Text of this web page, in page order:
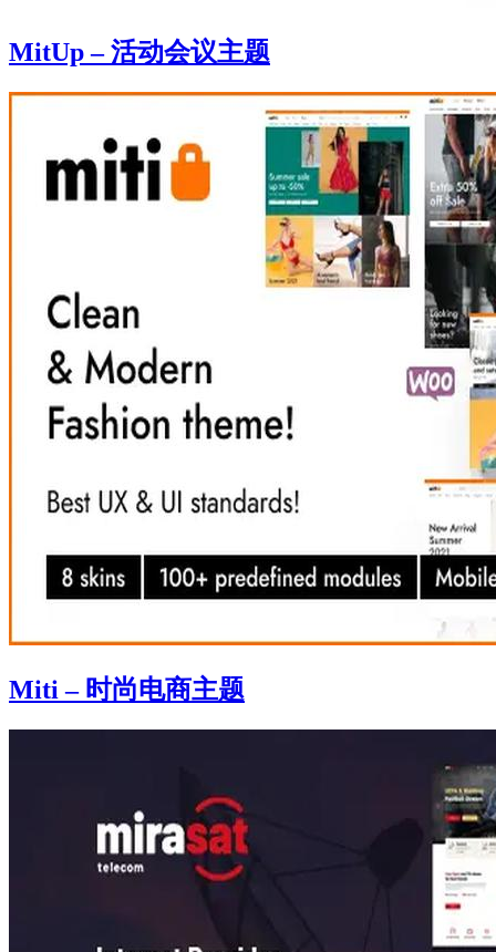
MitUp – 活动会议主题
Miti – 时尚电商主题